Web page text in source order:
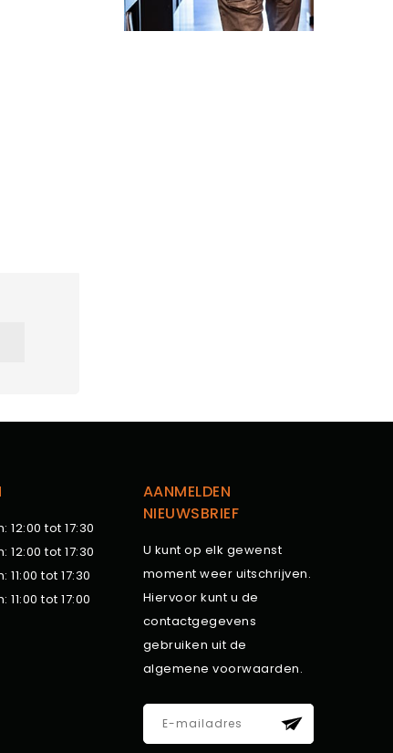
12:00 tot 17:30
12:00 tot 17:30
11:00 tot 17:30
11:00 tot 17:00
AANMELDEN
NIEUWSBRIEF
U kunt op elk gewenst
moment weer uitschrijven.
Hiervoor kunt u de
contactgegevens
gebruiken uit de
algemene voorwaarden.